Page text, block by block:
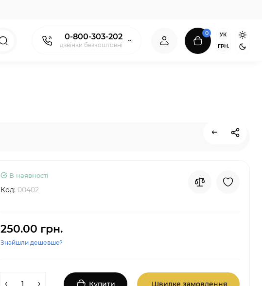
0-800-303-202
дзвінки безкоштовні
0
УК
ГРН.
В наявності
Код: 00402
250.00 грн.
Знайшли дешевше?
Купити Швидке замовлення